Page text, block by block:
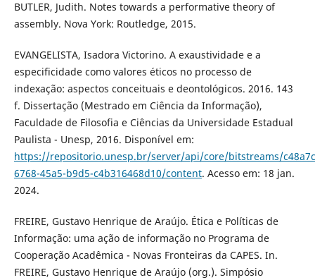
BUTLER, Judith. Notes towards a performative theory of
assembly. Nova York: Routledge, 2015.
EVANGELISTA, Isadora Victorino. A exaustividade e a
especificidade como valores éticos no processo de
indexação: aspectos conceituais e deontológicos. 2016. 143
f. Dissertação (Mestrado em Ciência da Informação),
Faculdade de Filosofia e Ciências da Universidade Estadual
Paulista - Unesp, 2016. Disponível em:
https://repositorio.unesp.br/server/api/core/bitstreams/
6768-45a5-b9d5-c4b316468d10/content. Acesso em: 18 jan.
2024.
FREIRE, Gustavo Henrique de Araújo. Ética e Políticas de
Informação: uma ação de informação no Programa de
Cooperação Acadêmica - Novas Fronteiras da CAPES. In.
FREIRE, Gustavo Henrique de Araújo (org.). Simpósio